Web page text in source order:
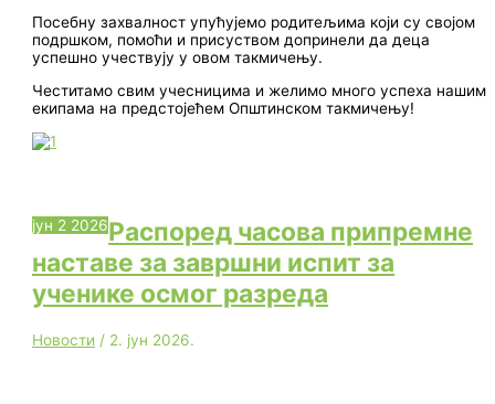
Посебну захвалност упућујемо родитељима који су својом
подршком, помоћи и присуством допринели да деца
успешно учествују у овом такмичењу.
Честитамо свим учесницима и желимо много успеха нашим
екипама на предстојећем Општинском такмичењу!
јун 2 2026Распоред часова припремне
наставе за завршни испит за
ученике осмог разреда
Новости / 2. јун 2026.